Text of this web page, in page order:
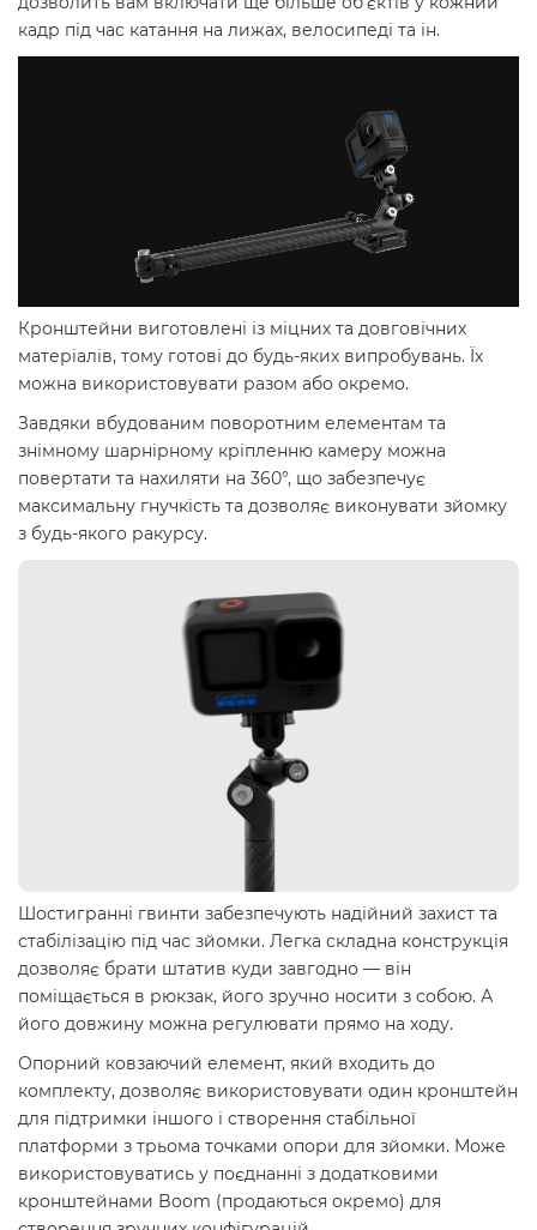
кадр під час катання на лижах, велосипеді та ін.
Кронштейни виготовлені із міцних та довговічних
матеріалів, тому готові до будь-яких випробувань. Їх
можна використовувати разом або окремо.
Завдяки вбудованим поворотним елементам та
знімному шарнірному кріпленню камеру можна
повертати та нахиляти на 360°, що забезпечує
максимальну гнучкість та дозволяє виконувати зйомку
з будь-якого ракурсу.
Шостигранні гвинти забезпечують надійний захист та
стабілізацію під час зйомки. Легка складна конструкція
дозволяє брати штатив куди завгодно — він
поміщається в рюкзак, його зручно носити з собою. А
його довжину можна регулювати прямо на ходу.
Опорний ковзаючий елемент, який входить до
комплекту, дозволяє використовувати один кронштейн
для підтримки іншого і створення стабільної
платформи з трьома точками опори для зйомки. Може
використовуватись у поєднанні з додатковими
кронштейнами Boom (продаються окремо) для